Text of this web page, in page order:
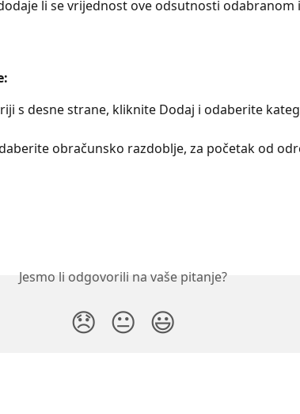
li se vrijednost ove odsutnosti odabranom
s desne strane, kliknite Dodaj i odaberite
obračunsko razdoblje, za početak od
Jesmo li odgovorili na vaše pitanje?
😞 😐 😃